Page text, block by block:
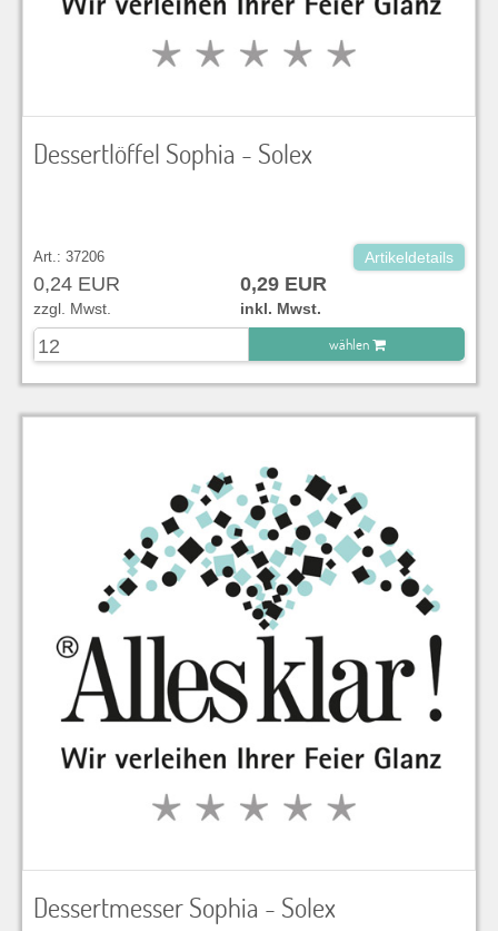
Dessertlöffel Sophia - Solex
Art.: 37206 Artikeldetails
0,24 EUR 0,29 EUR
zzgl. Mwst.
inkl. Mwst.
wählen
zu Warenkorb hinzugefügt.
Dessertmesser Sophia - Solex